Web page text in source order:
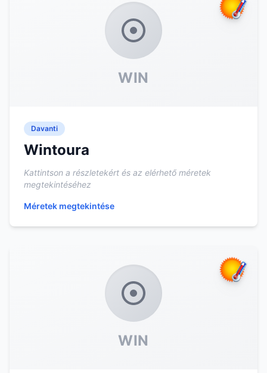
WIN
Davanti
Wintoura
Kattintson a részletekért és az elérhető méretek
megtekintéséhez
Méretek megtekintése
WIN